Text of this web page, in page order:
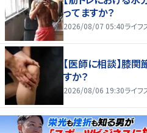
ってますか？
2026/08/07 05:40ライフ
【医師に相談】膝
すか？
2026/08/06 19:30ライフ